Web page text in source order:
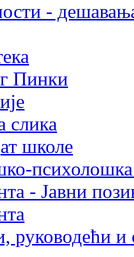
-
Пинки
слика
школе
психолошка
- Јавни
руководећи и